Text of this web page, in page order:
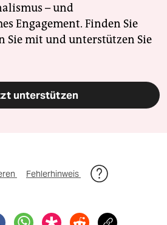
– und
Engagement. Finden Sie
Sie mit und unterstützen Sie
unterstützen
Fehlerhinweis